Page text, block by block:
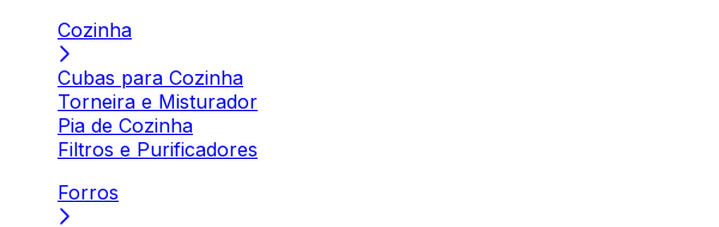
Cozinha
Cubas para Cozinha
Torneira e Misturador
Pia de Cozinha
Filtros e Purificadores
Forros